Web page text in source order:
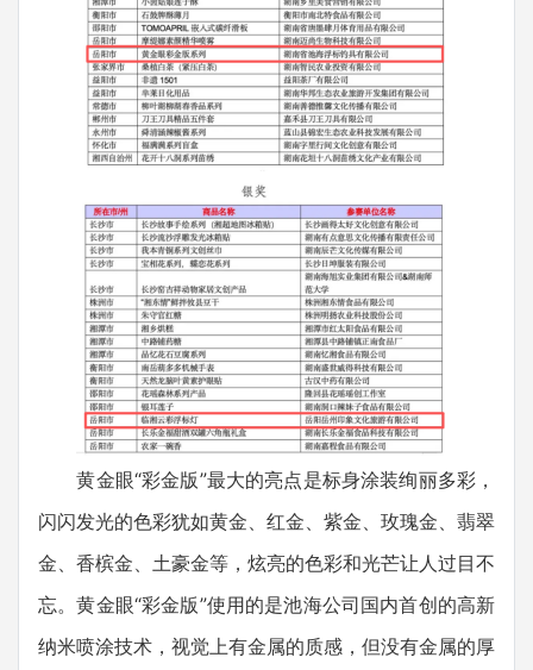
黄金眼“彩金版”最大的亮点是标身涂装绚丽多彩，
闪闪发光的色彩犹如黄金、红金、紫金、玫瑰金、翡翠
金、香槟金、土豪金等，炫亮的色彩和光芒让人过目不
忘。黄金眼“彩金版”使用的是池海公司国内首创的高新
纳米喷涂技术，视觉上有金属的质感，但没有金属的厚